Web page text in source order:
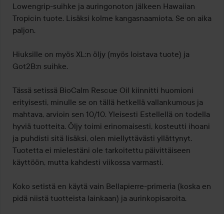
Lowengrip-suihke ja auringonoton jälkeen Hawaiian
Tropicin tuote. Lisäksi kolme kangasnaamiota. Se on aika
paljon.
Hiuksille on myös XL:n öljy (myös loistava tuote) ja
Got2B:n suihke.
Tässä setissä BioCalm Rescue Oil kiinnitti huomioni
erityisesti, minulle se on tällä hetkellä vallankumous ja
mahtava, arvioin sen 10/10. Yleisesti Estellellä on todella
hyviä tuotteita. Öljy toimi erinomaisesti, kosteutti ihoani
ja puhdisti sitä lisäksi, olen miellyttävästi yllättynyt.
Tuotetta ei mielestäni ole tarkoitettu päivittäiseen
käyttöön, mutta kahdesti viikossa varmasti.
Koko setistä en käytä vain Bellapierre-primeria (koska en
pidä niistä tuotteista lainkaan) ja aurinkopisaroita.